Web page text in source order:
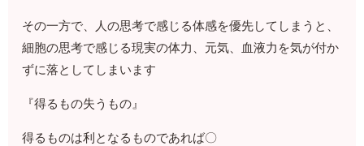
その一方で、人の思考で感じる体感を優先してしまうと、
細胞の思考で感じる現実の体力、元気、血液力を気が付か
ずに落としてしまいます
『得るもの失うもの』
得るものは利となるものであれば〇